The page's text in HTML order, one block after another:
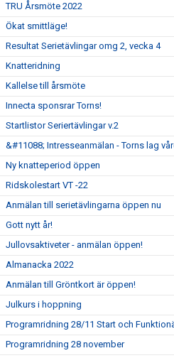
TRU Årsmöte 2022
Ökat smittläge!
Resultat Serietävlingar omg 2, vecka 4
Knatteridning
Kallelse till årsmöte
Innecta sponsrar Torns!
Startlistor Seriertävlingar v.2
&#11088; Intresseanmälan - Torns lag
Ny knatteperiod öppen
Ridskolestart VT -22
Anmälan till serietävlingarna öppen nu
Gott nytt år!
Jullovsaktiveter - anmälan öppen!
Almanacka 2022
Anmälan till Gröntkort är öppen!
Julkurs i hoppning
Programridning 28/11 Start och
Programridning 28 november